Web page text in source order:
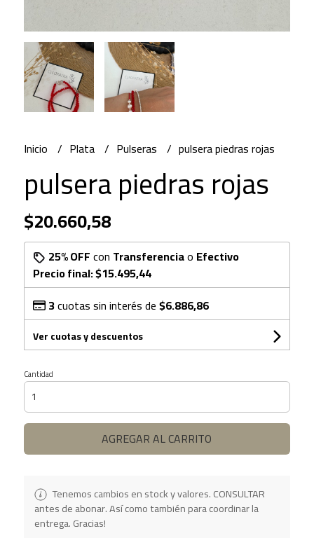
Inicio Plata Pulseras pulsera piedras rojas
pulsera piedras rojas
$20.660,58
25% OFFcon Transferenciao Efectivo
Precio final:$15.495,44
3cuotas sin interés de$6.886,86
Ver cuotas y descuentos
Cantidad
AGREGAR AL CARRITO
Tenemos cambios en stock y valores. CONSULTAR
antes de abonar. Así como también para coordinar la
entrega. Gracias!